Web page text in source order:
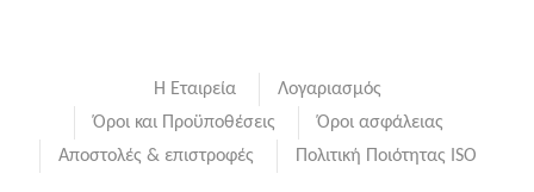
Η Εταιρεία
Λογαριασμός
Όροι και Προϋποθέσεις
Όροι ασφάλειας
Αποστολές & επιστροφές
Πολιτική Ποιότητας ISO